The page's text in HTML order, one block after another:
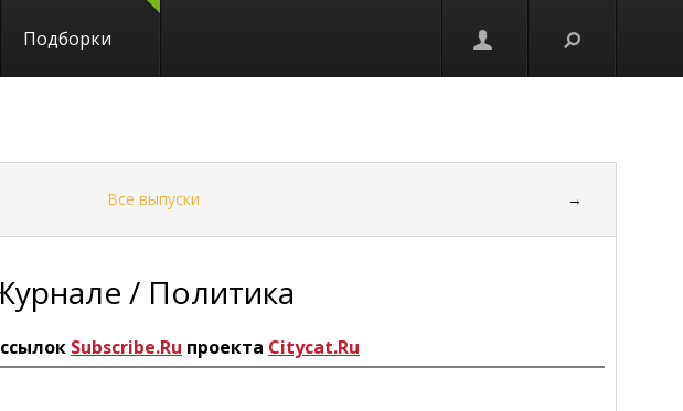
Подборки
Все выпуски →
/ Политика
Subscribe.Ru проекта Citycat.Ru